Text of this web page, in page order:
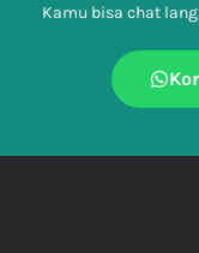
Kamu bisa chat